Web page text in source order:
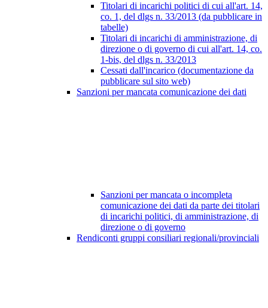
Titolari di incarichi politici di cui all'art. 14,
co. 1, del dlgs n. 33/2013 (da pubblicare in
tabelle)
Titolari di incarichi di amministrazione, di
direzione o di governo di cui all'art. 14, co.
1-bis, del dlgs n. 33/2013
Cessati dall'incarico (documentazione da
pubblicare sul sito web)
Sanzioni per mancata comunicazione dei dati
Sanzioni per mancata o incompleta
comunicazione dei dati da parte dei titolari
di incarichi politici, di amministrazione, di
direzione o di governo
Rendiconti gruppi consiliari regionali/provinciali